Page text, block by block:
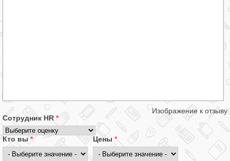
Изображение к отзыву
Сотрудник HR*
Кто вы* Цены *